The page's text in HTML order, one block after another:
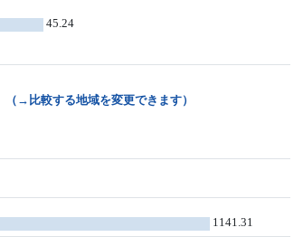
45.24
（→比較する地域を変更できます）
1141.31